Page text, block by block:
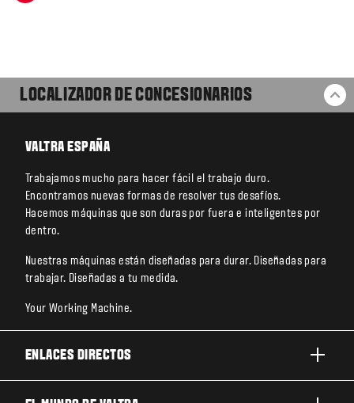
LOCALIZADOR DE CONCESIONARIOS
VALTRA ESPAÑA
Trabajamos mucho para hacer fácil el trabajo duro.
Encontramos nuevas formas de resolver tus desafíos.
Hacemos máquinas que son duras por fuera e inteligentes por
dentro.
Nuestras máquinas están diseñadas para durar. Diseñadas para
trabajar. Diseñadas a tu medida.
Your Working Machine.
ENLACES DIRECTOS